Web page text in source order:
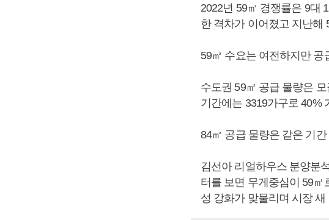
2022년 59㎡ 경쟁률은 9대
한 격차가 이어졌고 지난해
59㎡ 수요는 여전하지만
수도권 59㎡ 공급 물량은
기간에는 3319가구로 40%
84㎡ 공급 물량은 같은 기
김선아 리얼하우스 분양분
터를 보면 무게중심이 59㎡
성 강화가 맞물리며 시장